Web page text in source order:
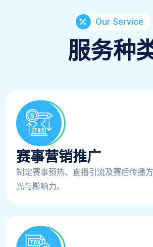
Our Service
服务种
赛事营销推广
制定赛事预热、直播引流及赛后传播
光与影响力。